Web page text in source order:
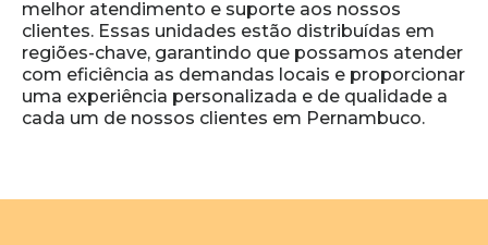
melhor atendimento e suporte aos nossos
clientes. Essas unidades estão distribuídas em
regiões-chave, garantindo que possamos atender
com eficiência as demandas locais e proporcionar
uma experiência personalizada e de qualidade a
cada um de nossos clientes em Pernambuco.